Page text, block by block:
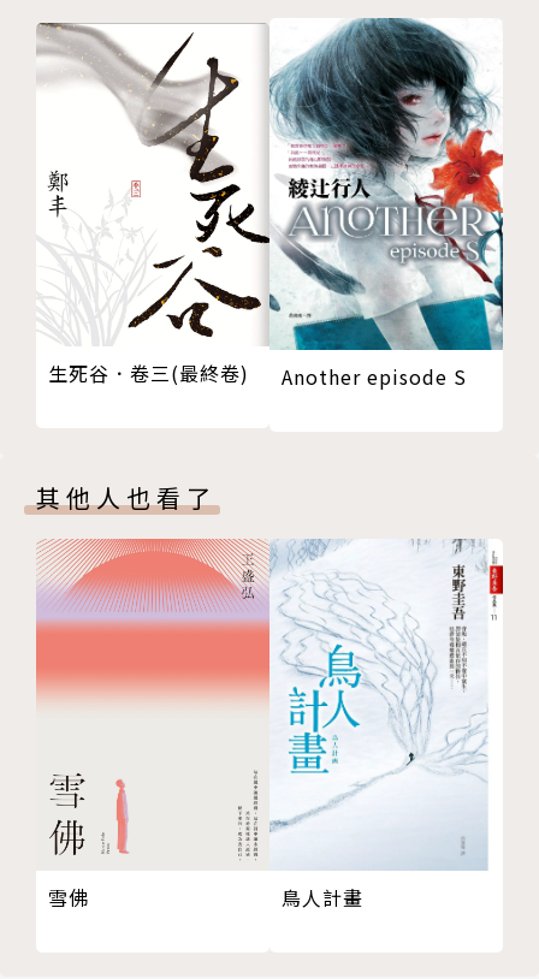
1939年德國侵法，聖修伯里雖被診斷不適合入伍參
戰，但他仍堅決參加抗德戰役，編入空軍偵察大隊。1
940年法國戰敗，他所在的部隊損失慘重，該部被調往
阿爾及爾，他隻身流亡美國。在美國期間，他繼續從事
寫作，發表了《戰鬥飛行員》、《給一個人質的信》以
及《小王子》。
1943年，他回到北非阿爾及爾的法國基地。考量他的
身體和年齡狀況，長官只同意讓他進行五次飛行任務，
聖休伯里卻不顧命令，1944年7月31日上午，他出航
執行第八次任務，再也沒有回來。享年44歲。
墨丸
淡江大學法文系畢，文字工作者。
15
16
19
21
22
23
版權頁
封底
生死谷．卷三(最終卷) Another episode S
其他人也看了
雪佛 鳥人計畫